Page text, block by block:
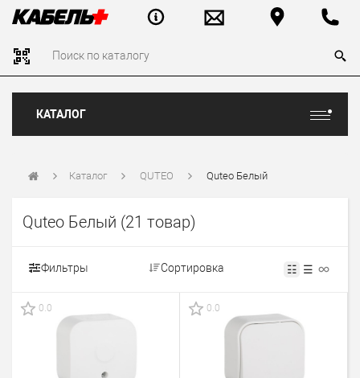
КАТАЛОГ
Каталог QUTEO Quteo Белый
Quteo Белый (21 товар)
Фильтры Сортировка ☷ ☰
0.0 0.0